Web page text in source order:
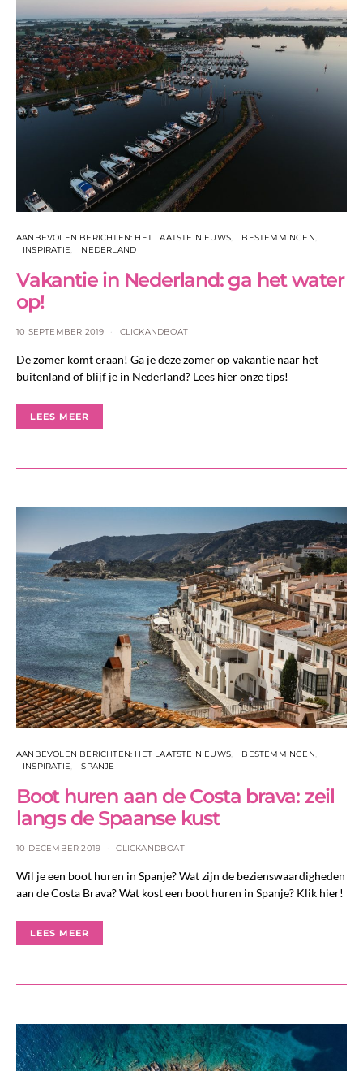
AANBEVOLEN BERICHTEN: HET LAATSTE NIEUWS
BESTEMMINGEN
INSPIRATIE
NEDERLAND
Vakantie in Nederland: ga het water
op!
10 SEPTEMBER 2019 CLICKANDBOAT
De zomer komt eraan! Ga je deze zomer op vakantie naar het
buitenland of blijf je in Nederland? Lees hier onze tips!
LEES MEER
AANBEVOLEN BERICHTEN: HET LAATSTE NIEUWS
BESTEMMINGEN
INSPIRATIE
SPANJE
Boot huren aan de Costa brava: zeil
langs de Spaanse kust
10 DECEMBER 2019 CLICKANDBOAT
Wil je een boot huren in Spanje? Wat zijn de bezienswaardigheden
aan de Costa Brava? Wat kost een boot huren in Spanje? Klik hier!
LEES MEER